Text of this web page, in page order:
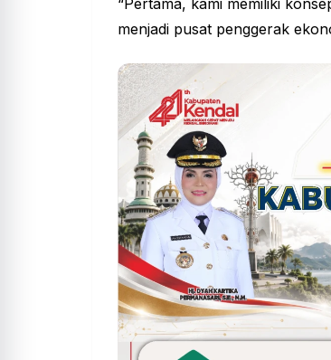
menjadi pusat penggerak